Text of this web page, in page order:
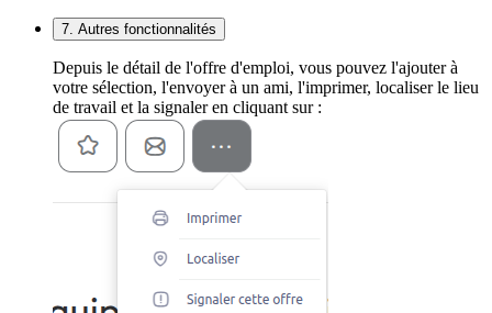
7. Autres fonctionnalités
Depuis le détail de l'offre d'emploi, vous pouvez l'ajouter à
votre sélection, l'envoyer à un ami, l'imprimer, localiser le lieu
de travail et la signaler en cliquant sur :